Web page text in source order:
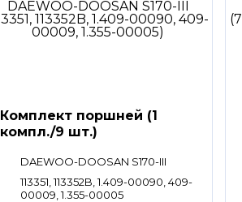
Комплект поршней (1
компл./9 шт.)
DAEWOO-DOOSAN S170-III
113351, 113352B, 1.409-00090, 409-
00009, 1.355-00005